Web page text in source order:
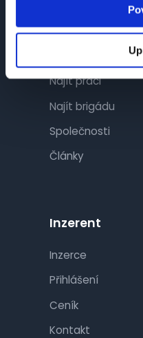
Najít práci
Najít brigádu
Společnosti
Články
Inzerent
Inzerce
Přihlášení
Ceník
Kontakt